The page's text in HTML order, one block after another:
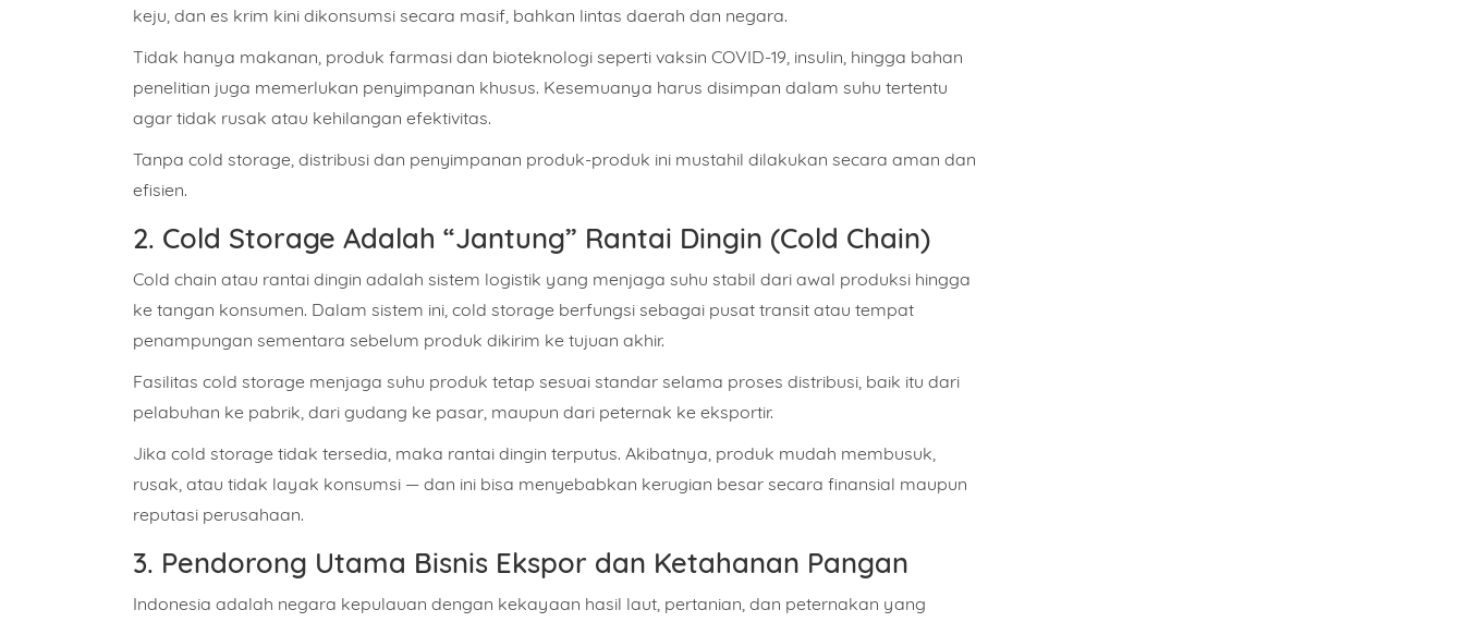
keju, dan es krim kini dikonsumsi secara masif, bahkan lintas daerah dan negara.
Tidak hanya makanan, produk farmasi dan bioteknologi seperti vaksin COVID-19, insulin, hingga bahan
penelitian juga memerlukan penyimpanan khusus. Kesemuanya harus disimpan dalam suhu tertentu
agar tidak rusak atau kehilangan efektivitas.
Tanpa cold storage, distribusi dan penyimpanan produk-produk ini mustahil dilakukan secara aman dan
efisien.
2. Cold Storage Adalah “Jantung” Rantai Dingin (Cold Chain)
Cold chain atau rantai dingin adalah sistem logistik yang menjaga suhu stabil dari awal produksi hingga
ke tangan konsumen. Dalam sistem ini, cold storage berfungsi sebagai pusat transit atau tempat
penampungan sementara sebelum produk dikirim ke tujuan akhir.
Fasilitas cold storage menjaga suhu produk tetap sesuai standar selama proses distribusi, baik itu dari
pelabuhan ke pabrik, dari gudang ke pasar, maupun dari peternak ke eksportir.
Jika cold storage tidak tersedia, maka rantai dingin terputus. Akibatnya, produk mudah membusuk,
rusak, atau tidak layak konsumsi — dan ini bisa menyebabkan kerugian besar secara finansial maupun
reputasi perusahaan.
3. Pendorong Utama Bisnis Ekspor dan Ketahanan Pangan
Indonesia adalah negara kepulauan dengan kekayaan hasil laut, pertanian, dan peternakan yang